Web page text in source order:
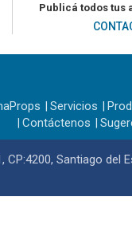
Publicá todos tus
Servicios
Contáctenos
Santiago del